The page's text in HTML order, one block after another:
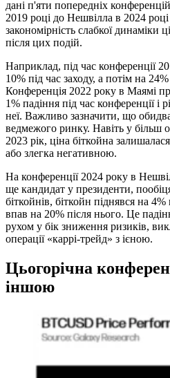
дані п'яти попередніх
2019 році до Нешвілла в 2024
закономірність слабкої динаміки
після цих подій.
Наприклад, під час конференції
10% під час заходу, а потім на
Конференція 2022 року в Маямі
1% падіння під час конференції і
неї. Важливо зазначити, що
ведмежого ринку. Навіть у більш
2023 рік, ціна біткойна
або злегка негативною.
На конференції 2024 року в
ще кандидат у президенти,
біткойнів, біткойн піднявся на
впав на 20% після нього. Це
рухом у бік зниження ризиків,
операції «каррі-трейд» з ієною.
Цьогорічна
іншою